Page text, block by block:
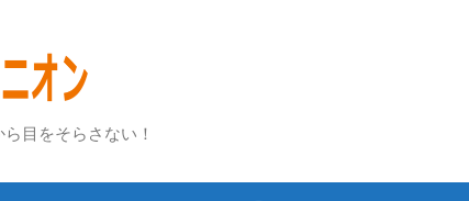
目をそらさない！